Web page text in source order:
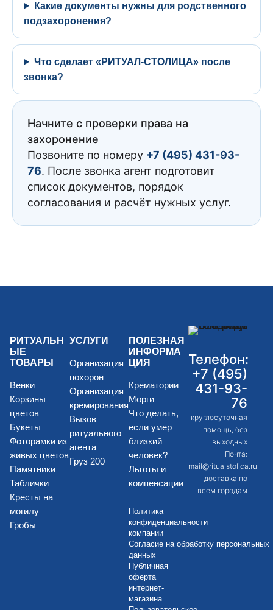
Какие документы нужны для родственного
подзахоронения?
Что сделает «РИТУАЛ-СТОЛИЦА» после
звонка?
Начните с проверки права на
захоронение
Позвоните по номеру +7 (495) 431-93-
76. После звонка агент подготовит
список документов, порядок
согласования и расчёт нужных услуг.
РИТУАЛЬН
ЫЕ
ТОВАРЫ
Венки
Корзины
цветов
Букеты
Фоторамки из
живых цветов
Памятники
Таблички
Кресты на
могилу
Гробы
УСЛУГИ
Организация
похорон
Организация
кремирования
Вызов
ритуального
агента
Груз 200
ПОЛЕЗНАЯ
ИНФОРМА
ЦИЯ
Крематории
Морги
Что делать,
если умер
близкий
человек?
Льготы и
компенсации
Политика
конфиденциальности
компании
Согласие на обработку персональных
данных
Публичная
оферта
интернет-
магазина
Телефон:
+7 (495)
431-93-
76
круглосуточная
помощь, без
выходных
Почта:
mail@ritualstolica.ru
доставка по
всем городам